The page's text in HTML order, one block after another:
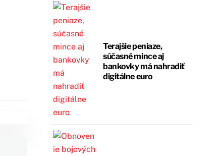
Terajšie peniaze,
súčasné mince aj
bankovky má nahradiť
digitálne euro